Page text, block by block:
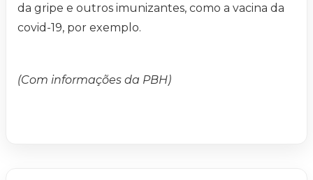
da gripe e outros imunizantes, como a vacina da
covid-19, por exemplo.
(Com informações da PBH)